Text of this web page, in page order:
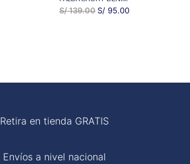
S/139.00 EL
S/95.00EL
Retira en tienda GRATIS
Envíos a nivel nacional